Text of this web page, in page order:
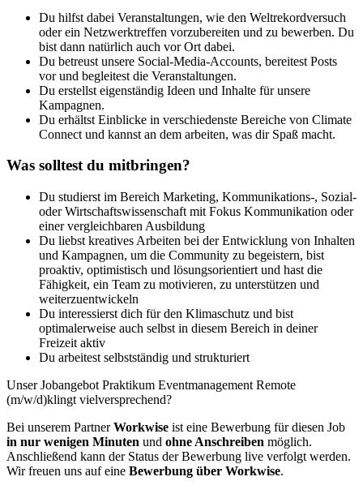
Du hilfst dabei Veranstaltungen, wie den Weltrekordversuch
oder ein Netzwerktreffen vorzubereiten und zu bewerben. Du
bist dann natürlich auch vor Ort dabei.
Du betreust unsere Social-Media-Accounts, bereitest Posts
vor und begleitest die Veranstaltungen.
Du erstellst eigenständig Ideen und Inhalte für unsere
Kampagnen.
Du erhältst Einblicke in verschiedenste Bereiche von Climate
Connect und kannst an dem arbeiten, was dir Spaß macht.
Was solltest du mitbringen?
Du studierst im Bereich Marketing, Kommunikations-, Sozial-
oder Wirtschaftswissenschaft mit Fokus Kommunikation oder
einer vergleichbaren Ausbildung
Du liebst kreatives Arbeiten bei der Entwicklung von Inhalten
und Kampagnen, um die Community zu begeistern, bist
proaktiv, optimistisch und lösungsorientiert und hast die
Fähigkeit, ein Team zu motivieren, zu unterstützen und
weiterzuentwickeln
Du interessierst dich für den Klimaschutz und bist
optimalerweise auch selbst in diesem Bereich in deiner
Freizeit aktiv
Du arbeitest selbstständig und strukturiert
Unser Jobangebot Praktikum Eventmanagement Remote
(m/w/d)klingt vielversprechend?
Bei unserem PartnerWorkwise ist eine Bewerbung für diesen Job
in nur wenigen Minuten und ohne Anschreiben möglich.
Anschließend kann der Status der Bewerbung live verfolgt werden.
Wir freuen uns auf eine Bewerbung über Workwise.